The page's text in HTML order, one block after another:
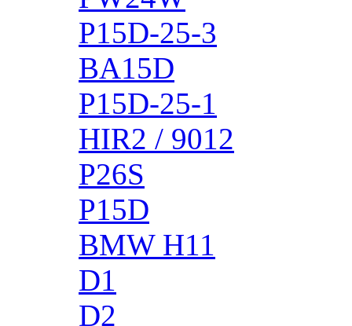
P15D-25-3
BA15D
P15D-25-1
HIR2 / 9012
P26S
P15D
BMW H11
D1
D2